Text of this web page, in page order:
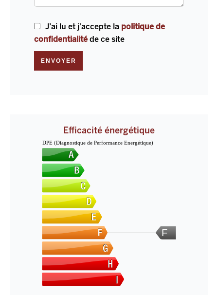
J’ai lu et j'accepte la politique de
confidentialité de ce site
ENVOYER
Efficacité énergétique
F
DPE (Diagnostique de Performance Energétique)